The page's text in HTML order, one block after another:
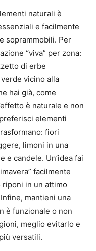
naturali è
e facilmente
soprammobili. Per
“viva” per zona:
di erbe
vicino alla
hai già, come
è naturale e non
elementi
fiori
limoni in una
e candele. Un’idea fai
facilmente
in un attimo
mantieni una
è funzionale o non
meglio evitarlo e
versatili.